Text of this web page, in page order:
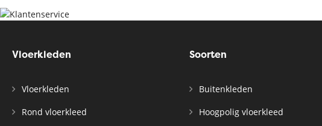
Vloerkleden
Vloerkleden
Rond vloerkleed
Soorten
Buitenkleden
Hoogpolig vloerkleed